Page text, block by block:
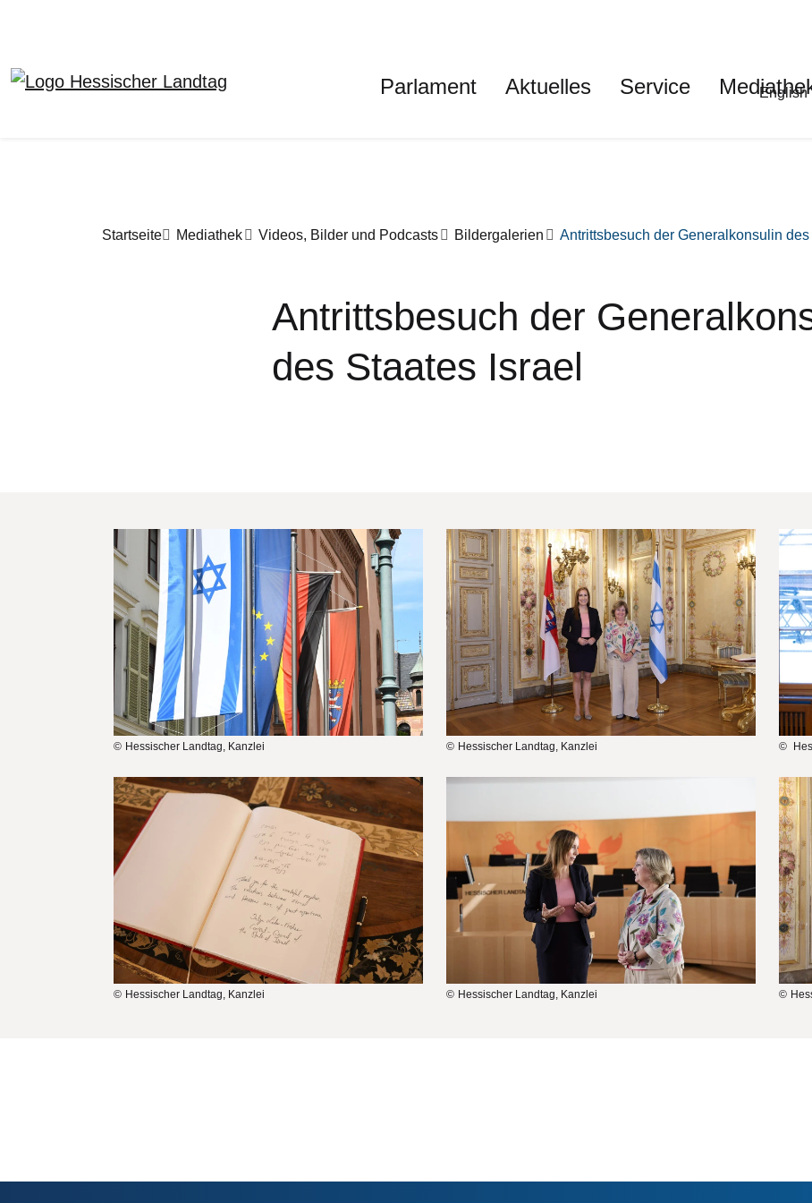
English
Hauptnavigation
Parlament Aktuelles Service
Pfadnavigation
Startseite Mediathek Videos, Bilder und Podcasts Bildergalerien Antrittsbesuch der Generalkonsulin des
Antrittsbesuch der
des Staates Israel
Bilddatei
Hessischer Landtag, Kanzlei
Bilddatei
Hessischer Landtag, Kanzlei
Bilddatei
Hessischer Landtag, Kanzlei
Bilddatei
Hessischer Landtag, Kanzlei